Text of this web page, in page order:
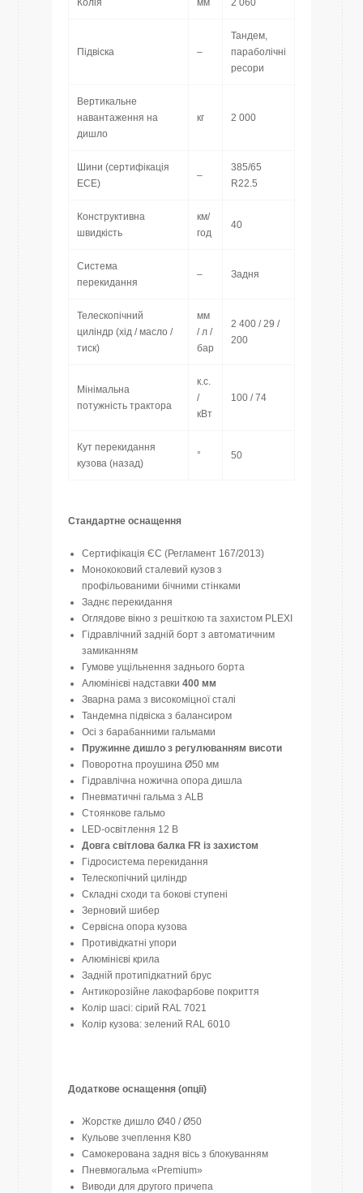
Колія мм 2 060
Підвіска –
Тандем,
параболічні
ресори
Вертикальне
навантаження на
дишло
кг 2 000
Шини (сертифікація
ECE)
–
385/65
R22.5
Конструктивна
швидкість
км/
год
40
Система
перекидання
– Задня
Телескопічний
циліндр (хід / масло /
тиск)
мм
/ л /
бар
2 400 / 29 /
200
Мінімальна
потужність трактора
к.с.
/
кВт
100 / 74
Кут перекидання
кузова (назад)
° 50
Стандартне оснащення
Сертифікація ЄС (Регламент 167/2013)
Монококовий сталевий кузов з
профільованими бічними стінками
Заднє перекидання
Оглядове вікно з решіткою та захистом PLEXI
Гідравлічний задній борт з автоматичним
замиканням
Гумове ущільнення заднього борта
Алюмінієві надставки 400 мм
Зварна рама з високоміцної сталі
Тандемна підвіска з балансиром
Осі з барабанними гальмами
Пружинне дишло з регулюванням висоти
Поворотна проушина Ø50 мм
Гідравлічна ножична опора дишла
Пневматичні гальма з ALB
Стоянкове гальмо
LED-освітлення 12 В
Довга світлова балка FR із захистом
Гідросистема перекидання
Телескопічний циліндр
Складні сходи та бокові ступені
Зерновий шибер
Сервісна опора кузова
Противідкатні упори
Алюмінієві крила
Задній протипідкатний брус
Антикорозійне лакофарбове покриття
Колір шасі: сірий RAL 7021
Колір кузова: зелений RAL 6010
Додаткове оснащення (опції)
Жорстке дишло Ø40 / Ø50
Кульове зчеплення K80
Самокерована задня вісь з блокуванням
Пневмогальма «Premium»
Виводи для другого причепа